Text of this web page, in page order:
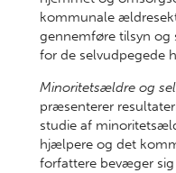
kommunale
gennemføre tilsyn og
for de selvudpegede
Minoritetsældre og
præsenterer
studie af
hjælpere og det
forfattere bevæger